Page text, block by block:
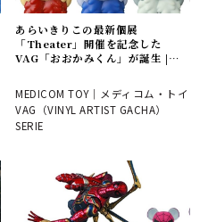
あらいきりこの最新個展
「Theater」開催を記念した
VAG「おおかみくん」が誕生 |
MEDICOM TOY｜メディコム・トイ
VAG（VINYL ARTIST GACHA）
SERIE